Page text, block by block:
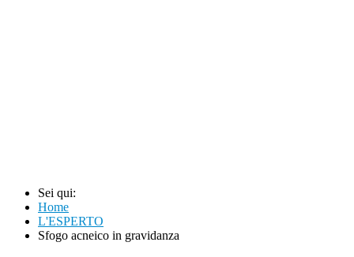
Sei qui:
Home
L'ESPERTO
Sfogo acneico in gravidanza